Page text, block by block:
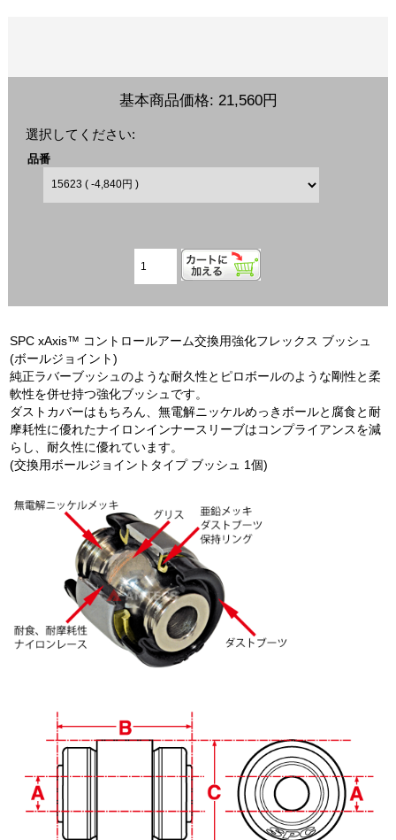
基本商品価格: 21,560円
選択してください:
品番
SPC xAxis™ コントロールアーム交換用強化フレックス ブッシュ
(ボールジョイント)
純正ラバーブッシュのような耐久性とピロボールのような剛性と柔
軟性を併せ持つ強化ブッシュです。
ダストカバーはもちろん、無電解ニッケルめっきボールと腐食と耐
摩耗性に優れたナイロンインナースリーブはコンプライアンスを減
らし、耐久性に優れています。
(交換用ボールジョイントタイプ ブッシュ 1個)